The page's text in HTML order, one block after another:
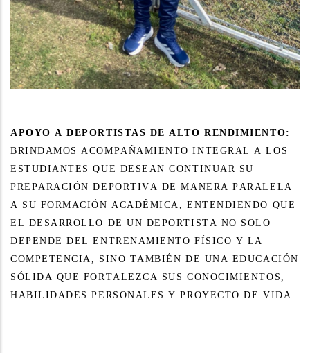
APOYO A DEPORTISTAS DE ALTO RENDIMIENTO:
BRINDAMOS ACOMPAÑAMIENTO INTEGRAL A LOS
ESTUDIANTES QUE DESEAN CONTINUAR SU
PREPARACIÓN DEPORTIVA DE MANERA PARALELA
A SU FORMACIÓN ACADÉMICA, ENTENDIENDO QUE
EL DESARROLLO DE UN DEPORTISTA NO SOLO
DEPENDE DEL ENTRENAMIENTO FÍSICO Y LA
COMPETENCIA, SINO TAMBIÉN DE UNA EDUCACIÓN
SÓLIDA QUE FORTALEZCA SUS CONOCIMIENTOS,
HABILIDADES PERSONALES Y PROYECTO DE VIDA.